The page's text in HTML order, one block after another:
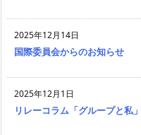
2025年12月14日
国際委員会からのお知らせ
2025年12月1日
リレーコラム「グループと私